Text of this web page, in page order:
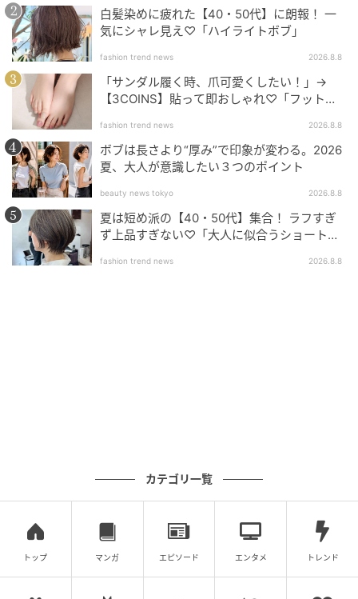
完璧を追い求めるほど理想から遠のく現実
人々が自分の顔への願望を語るとき、その言葉はもは
や“ナチュラル”だけにとどまらない。ビバリーヒルズ
の形成外科医ババク・アジザデ医師の元には「ありの
ままの自分らしく見られたい」という声が連日届く。
「施術を受けたことが、あからさまにわかるのはもう
嫌だ、と患者は言うのです」とスミス医師も言う。彼
のクリニックではヒップを縮小させる傾向が見られる
という。「お尻が真っ先に人目を引くような状態は望
んでいないのです」。ドフト医師のもとにも、こうし
た患者が後を絶たない。「過去の施術をやりすぎたと
しまい、翌朝になって後悔するのに似ています。『な
んてことを。一体、どうすればいいんだ！』といった
具合です」。
顔がその人の価値観を語る時代
白髪染めに疲れた【40・50代】に朗報！ 一
気にシャレ見え♡「ハイライトボブ」
fashion trend news 2026.8.8
「サンダル履く時、爪可愛くしたい！」→
【3COINS】貼って即おしゃれ♡「フット用
fashion trend news 2026.8.8
ボブは長さより“厚み”で印象が変わる。2026
夏、大人が意識したい３つのポイント
beauty news tokyo 2026.8.8
夏は短め派の【40・50代】集合！ ラフすぎ
ず上品すぎない♡「大人に似合うショートボ
fashion trend news 2026.8.8
カテゴリ一覧
トップ マンガ エピソード エンタメ トレンド